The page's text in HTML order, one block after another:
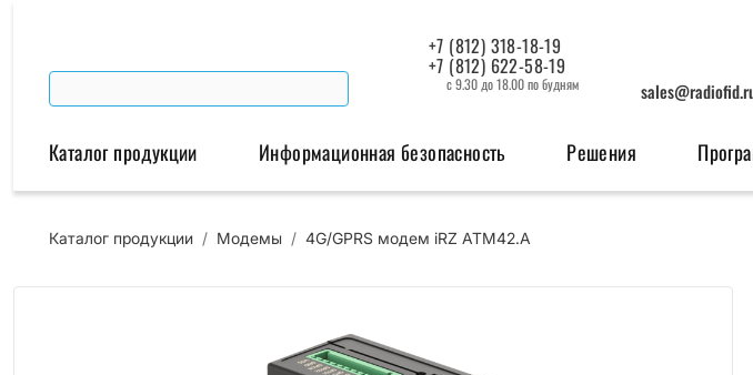
+7 (812) 318-18-19
+7 (812) 622-58-19
с 9.30 до 18.00 по будням
Каталог продукции
Беспроводная связь Промышленная автоматизация
Информационная безопасность Решения
Каталог продукции / Модемы / 4G/GPRS модем iRZ ATM42.A